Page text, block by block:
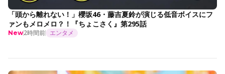
「頭から離れない！」櫻坂46・藤吉夏鈴が演じる低音ボイスにフ
ァンもメロメロ？！『ちょこさく』第295話
New2時間前 エンタメ